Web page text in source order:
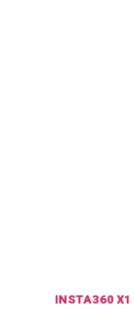
INSTA360 X1